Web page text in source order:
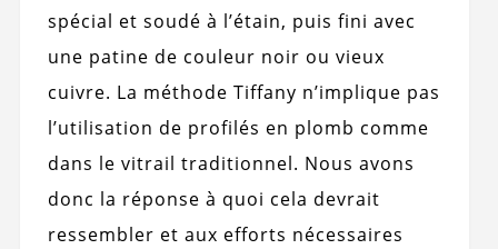
spécial et soudé à l’étain, puis fini avec
une patine de couleur noir ou vieux
cuivre. La méthode Tiffany n’implique pas
l’utilisation de profilés en plomb comme
dans le vitrail traditionnel. Nous avons
donc la réponse à quoi cela devrait
ressembler et aux efforts nécessaires